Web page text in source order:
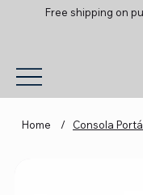
Free shipping on
Home / Consola